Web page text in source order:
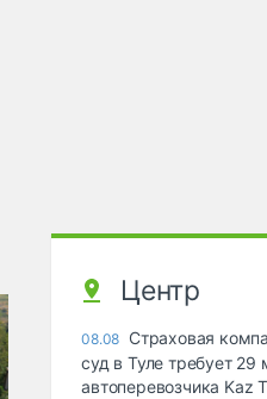
Центр
08.08 Страховая
суд в Туле требует 29
автоперевозчика Kaz